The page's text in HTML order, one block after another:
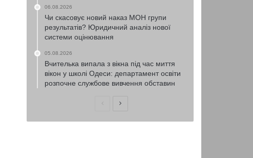
06.08.2026
Чи скасовує новий наказ МОН групи
результатів? Юридичний аналіз нової
системи оцінювання
05.08.2026
Вчителька випала з вікна під час миття
вікон у школі Одеси: департамент освіти
розпочне службове вивчення обставин
ПопередняНаступна